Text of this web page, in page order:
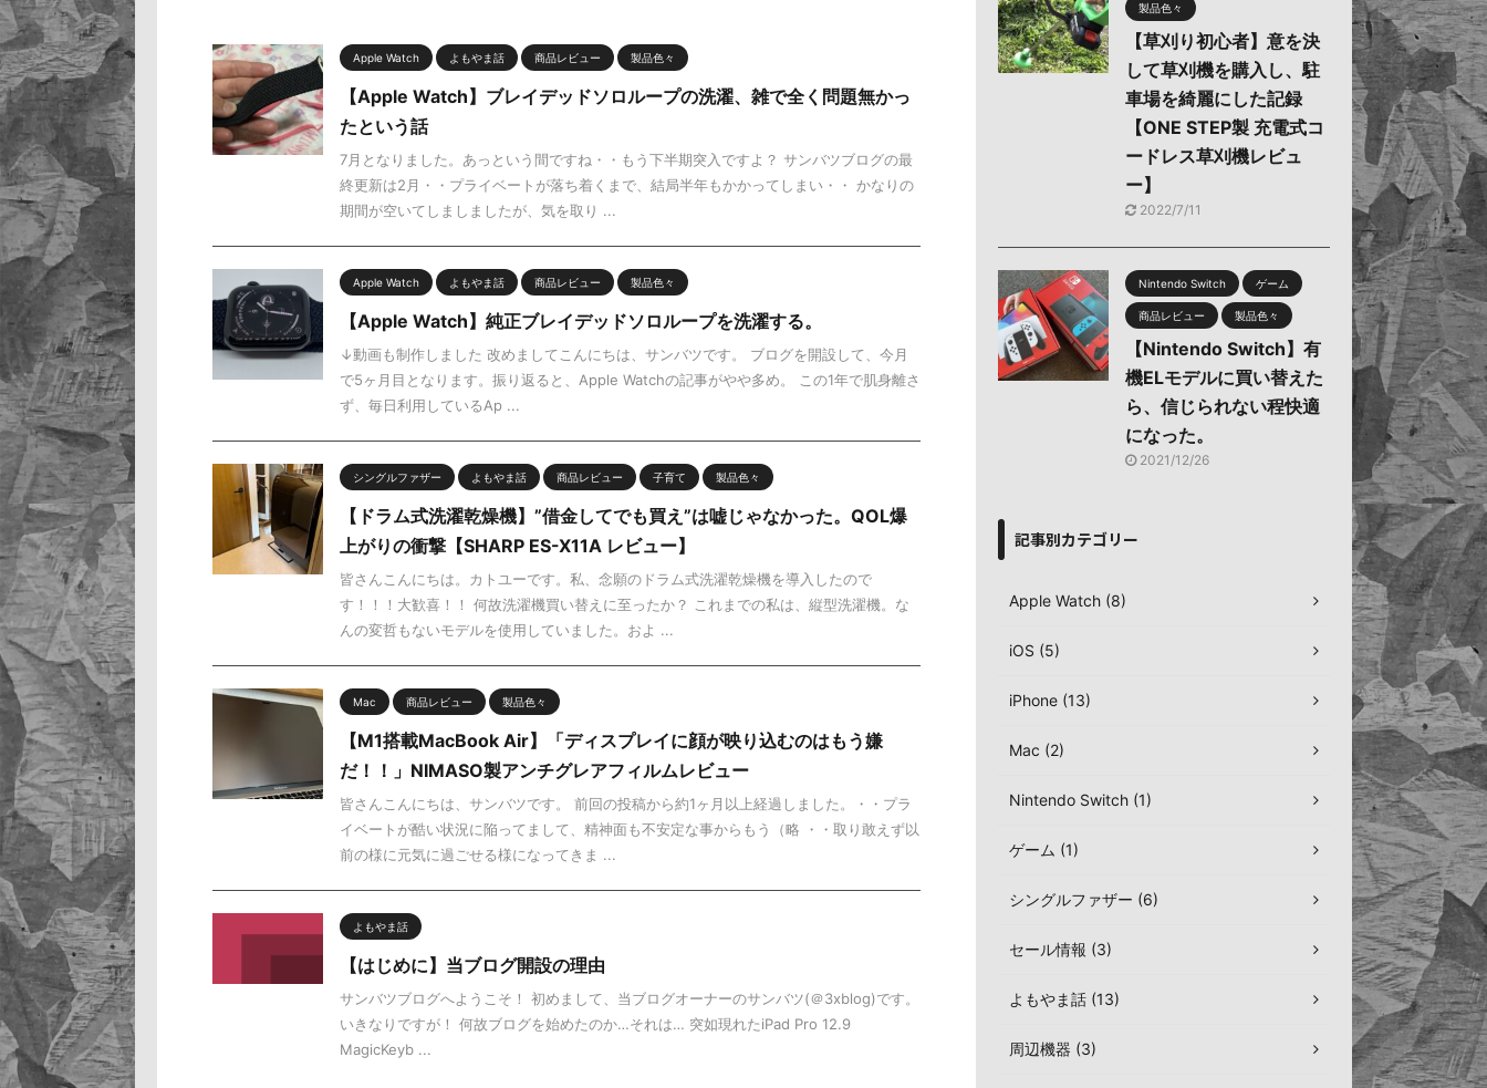
Apple Watch よもやま話 商品レビュー 製品色々
【Apple Watch】ブレイデッドソロループの洗濯、雑で全く問題無かっ
たという話
7月となりました。あっという間ですね・・もう下半期突入ですよ？ サンバツブログの最
終更新は2月・・プライベートが落ち着くまで、結局半年もかかってしまい・・ かなりの
期間が空いてしましましたが、気を取り ...
Apple Watch よもやま話 商品レビュー 製品色々
【Apple Watch】純正ブレイデッドソロループを洗濯する。
↓動画も制作しました 改めましてこんにちは、サンバツです。 ブログを開設して、今月
で5ヶ月目となります。振り返ると、Apple Watchの記事がやや多め。 この1年で肌身離さ
ず、毎日利用しているAp ...
シングルファザー よもやま話 商品レビュー 子育て 製品色々
【ドラム式洗濯乾燥機】”借金してでも買え”は嘘じゃなかった。QOL爆
上がりの衝撃【SHARP ES-X11A レビュー】
皆さんこんにちは。カトユーです。私、念願のドラム式洗濯乾燥機を導入したので
す！！！大歓喜！！ 何故洗濯機買い替えに至ったか？ これまでの私は、縦型洗濯機。な
んの変哲もないモデルを使用していました。およ ...
Mac 商品レビュー 製品色々
【M1搭載MacBook Air】「ディスプレイに顔が映り込むのはもう嫌
だ！！」NIMASO製アンチグレアフィルムレビュー
皆さんこんにちは、サンバツです。 前回の投稿から約1ヶ月以上経過しました。・・プラ
イベートが酷い状況に陥ってまして、精神面も不安定な事からもう（略 ・・取り敢えず以
前の様に元気に過ごせる様になってきま ...
よもやま話
【はじめに】当ブログ開設の理由
サンバツブログへようこそ！ 初めまして、当ブログオーナーのサンバツ(＠3xblog)です。
いきなりですが！ 何故ブログを始めたのか…それは… 突如現れたiPad Pro 12.9
MagicKeyb ...
製品色々
【草刈り初心者】意を決
して草刈機を購入し、駐
車場を綺麗にした記録
【ONE STEP製 充電式コ
ードレス草刈機レビュ
ー】
2022/7/11
Nintendo Switch ゲーム
商品レビュー 製品色々
【Nintendo Switch】有
機ELモデルに買い替えた
ら、信じられない程快適
になった。
2021/12/26
記事別カテゴリー
Apple Watch (8)
iOS (5)
iPhone (13)
Mac (2)
Nintendo Switch (1)
ゲーム (1)
シングルファザー (6)
セール情報 (3)
よもやま話 (13)
周辺機器 (3)